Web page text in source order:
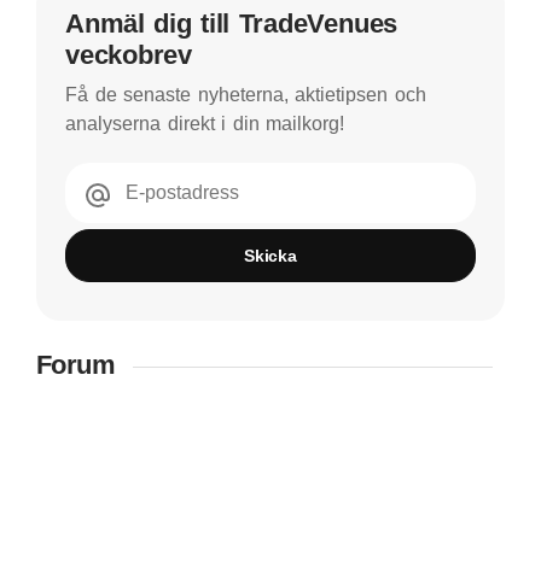
Anmäl dig till TradeVenues
veckobrev
Få de senaste nyheterna, aktietipsen och
analyserna direkt i din mailkorg!
E-postadress
Skicka
Forum